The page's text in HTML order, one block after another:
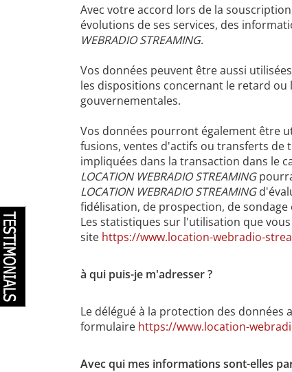
Avec votre accord lors de la
évolutions de ses services, des
WEBRADIO STREAMING.
Vos données peuvent être aussi
les dispositions concernant le retard
gouvernementales.
Vos données pourront également être
fusions, ventes d'actifs ou transferts de
impliquées dans la transaction dans le
LOCATION WEBRADIO STREAMING
LOCATION WEBRADIO STREAMING
fidélisation, de prospection, de
Les statistiques sur l'utilisation que
site https://www.location-webradio-
à qui puis-je m'adresser ?
Le délégué à la protection des données
formulaire https://www.location-
Avec qui mes informations sont-elles